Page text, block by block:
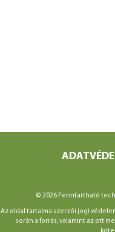
© 2026 Fenntartható
Az oldal tartalma szerzői jogi
során a forrás, valamint az ott